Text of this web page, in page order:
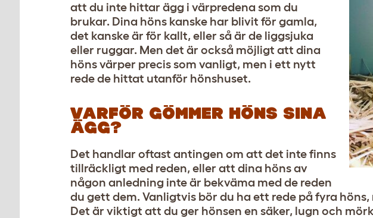
att du inte hittar ägg i värpredena som du
brukar. Dina höns kanske har blivit för gamla,
det kanske är för kallt, eller så är de liggsjuka
eller ruggar. Men det är också möjligt att dina
höns värper precis som vanligt, men i ett nytt
rede de hittat utanför hönshuset.
VARFÖR GÖMMER HÖNS SINA
ÄGG?
Det handlar oftast antingen om att det inte finns
tillräckligt med reden, eller att dina höns av
någon anledning inte är bekväma med de reden
du gett dem. Vanligtvis bör du ha ett rede på fyra
Det är viktigt att du ger hönsen en säker, lugn och